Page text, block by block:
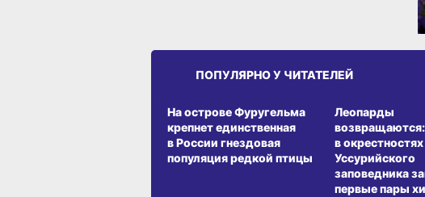
ПОПУЛЯРНО У ЧИТАТЕЛЕЙ
На острове Фуругельма
крепнет единственная
в России гнездовая
популяция редкой птицы
Леопарды
возвращаются:
в окрестностях
Уссурийского
заповедника
первые пары